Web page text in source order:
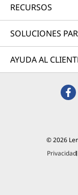
RECURSOS
SOLUCIONES
AYUDA AL
© 2026
Privacidad